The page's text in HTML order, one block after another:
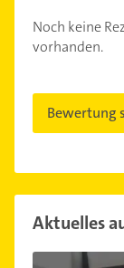
Noch keine
vorhanden.
Bewertung
Aktuelles